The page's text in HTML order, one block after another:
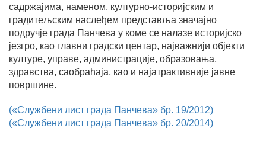
садржајима, наменом, културно-историјским и
градитељским наслеђем представља значајно
подручје града Панчева у коме се налазе историјско
језгро, као главни градски центар, најважнији објекти
културе, управе, администрације, образовања,
здравства, саобраћаја, као и најатрактивније јавне
површине.
(«Службени лист града Панчева» бр. 19/2012)
(«Службени лист града Панчева» бр. 20/2014)